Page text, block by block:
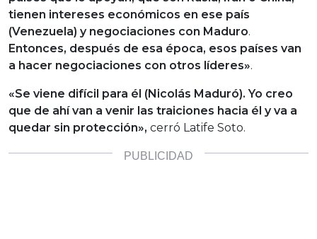
tienen intereses económicos en ese país
(Venezuela) y negociaciones con Maduro.
Entonces, después de esa época, esos países van
a hacer negociaciones con otros líderes».
«Se viene difícil para él (Nicolás Maduró). Yo creo
que de ahí van a venir las traiciones hacia él y va a
quedar sin protección», cerró Latife Soto.